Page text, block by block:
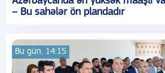
– Bu sahələr ön plandadır
Bu gün, 14:15